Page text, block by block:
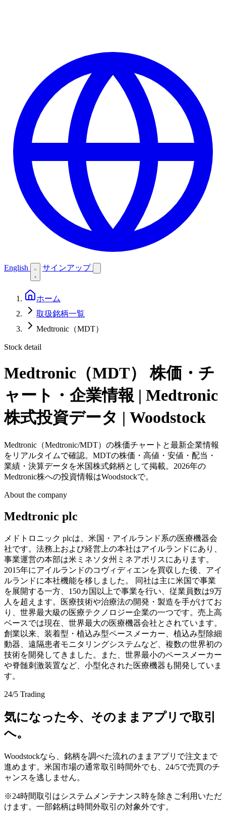
English サインアップ
ホーム
取扱銘柄一覧
Medtronic（MDT）
Stock detail
Medtronic（MDT）
株価・チ
ャート・企業情報 | Medtronic
株式投資データ | Woodstock
Medtronic（Medtronic/MDT）の株価チャートと最新企業情報
をリアルタイムで確認。MDTの株価・高値・安値・配当・
業績・決算データを米国株式銘柄として掲載。2026年の
Medtronic株への投資情報はWoodstockで。
About the company
Medtronic plc
メドトロニック plcは、米国・アイルランド系の医療機器会
社です。法務上および経営上の本社はアイルランドにあり、
事業運営の本部は米ミネソタ州ミネアポリスにあります。
2015年にアイルランドのコヴィディエンを買収した後、アイ
ルランドに本社機能を移しました。 同社は主に米国で事業
を展開する一方、150カ国以上で事業を行い、従業員数は9万
人を超えます。医療技術や治療法の開発・製造を手がけてお
り、世界最大級の医療テクノロジー企業の一つです。売上高
ベースでは現在、世界最大の医療機器会社とされています。
創業以来、装着型・植込み型ペースメーカー、植込み型除細
動器、遠隔患者モニタリングシステムなど、複数の世界初の
技術を開発してきました。また、世界最小のペースメーカー
や脊髄刺激装置など、小型化された医療機器も開発していま
す。
24/5 Trading
気になった今、そのままアプリで取引
へ。
Woodstockなら、銘柄を調べた流れのままアプリで注文まで
進めます。米国市場の通常取引時間外でも、24/5で売買のチ
ャンスを逃しません。
※24時間取引はシステムメンテナンス時を除きご利用いただ
けます。一部銘柄は時間外取引の対象外です。